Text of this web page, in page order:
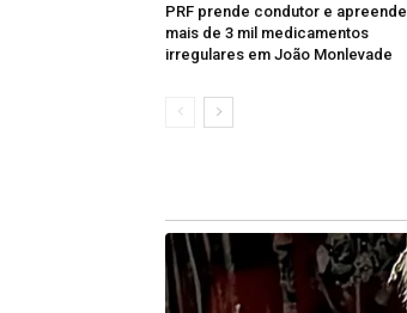
PRF prende condutor e apreende
mais de 3 mil medicamentos
irregulares em João Monlevade